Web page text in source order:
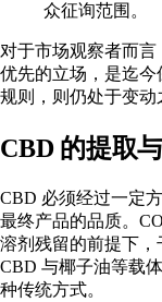
众征询范围。
对于市场观察者而
优先的立场，是迄
规则，则仍处于变动
CBD 的提取
CBD 必须经过一定
最终产品的品质。
溶剂残留的前提下
CBD 与椰子油等载
种传统方式。